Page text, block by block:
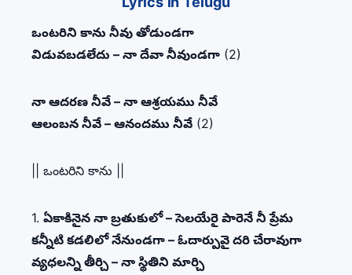
Lyrics in Telugu
ఒంటరిని కాను నీవు తోడుండగా
విడువబడలేదు – నా దేవా నీవుండగా (2)
నా ఆదరణ నీవే – నా ఆశ్రయము నీవే
ఆలంబన నీవే – ఆనందము నీవే (2)
|| ఒంటరిని కాను ||
1. ఏకాకినైన నా బ్రతుకులో – సెలయేరై పారెనే నీ ప్రేమ
కన్నీటి కడలిలో నేనుండగా – ఓదార్పువై దరి చేరావుగా
వ్యధలన్ని తీర్చి – నా స్థితిని మార్చి